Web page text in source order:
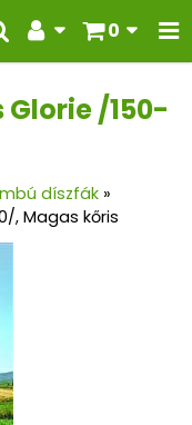
0
Glorie /150-
díszfák »
, Magas kőris